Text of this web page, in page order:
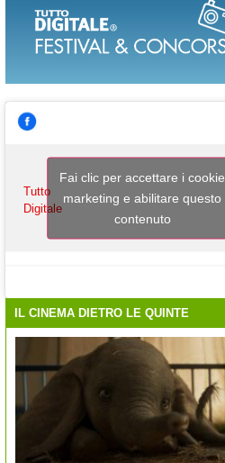
Tutto
Digitale
Fai clic per accettare i cookie
marketing e abilitare questo
contenuto
IL CINEMA DIETRO LE QUINTE